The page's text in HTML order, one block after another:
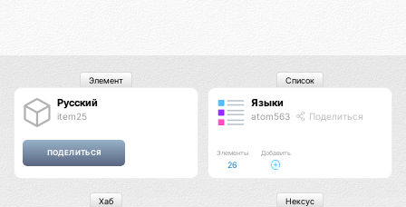
Русский
item25
Элемент
Языки
atom563 Поделиться
Элементы
26
Добавить
Список
Хаб Нексус